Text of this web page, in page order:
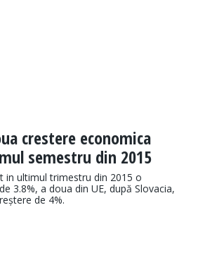
crestere economica
semestru din 2015
in ultimul trimestru din 2015 o
3.8%, a doua din UE, după Slovacia,
de 4%.